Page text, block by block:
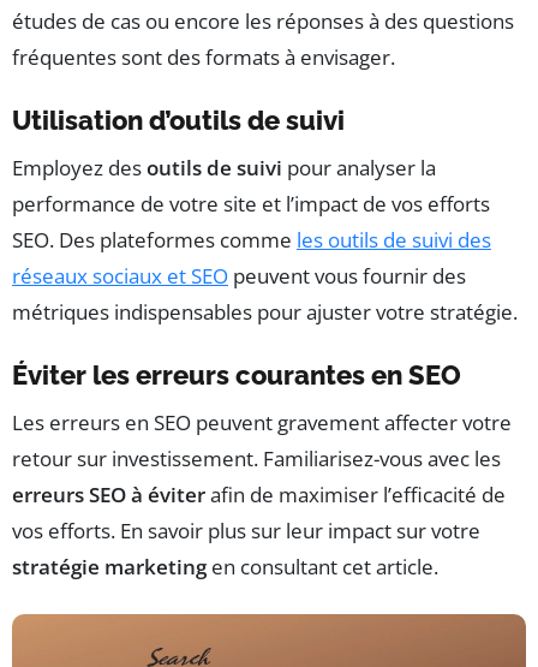
études de cas ou encore les réponses à des questions
fréquentes sont des formats à envisager.
Utilisation d’outils de suivi
Employez desoutils de suivi pour analyser la
performance de votre site et l’impact de vos efforts
SEO. Des plateformes comme les outils de suivi des
réseaux sociaux et SEO peuvent vous fournir des
métriques indispensables pour ajuster votre stratégie.
Éviter les erreurs courantes en SEO
Les erreurs en SEO peuvent gravement affecter votre
retour sur investissement. Familiarisez-vous avec les
erreurs SEO à éviterafin de maximiser l’efficacité de
vos efforts. En savoir plus sur leur impact sur votre
stratégie marketingen consultant cet article.